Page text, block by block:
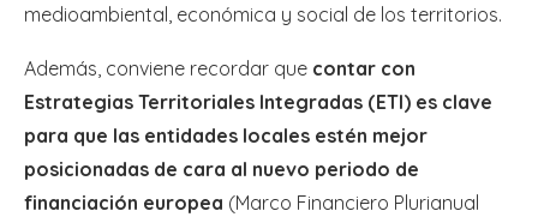
medioambiental, económica y social de los territorios.
Además, conviene recordar que contar con
Estrategias Territoriales Integradas (ETI) es clave
para que las entidades locales estén mejor
posicionadas de cara al nuevo periodo de
financiación europea (Marco Financiero Plurianual